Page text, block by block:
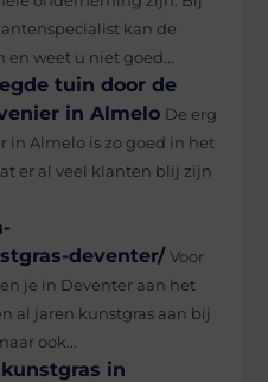
kan de
weet u niet goed...
tuin door de
in Almelo De erg
in Almelo is zo goed in het
er al veel klanten blij zijn
deventer/ Voor
je in Deventer aan het
al jaren kunstgras aan bij
ook...
in